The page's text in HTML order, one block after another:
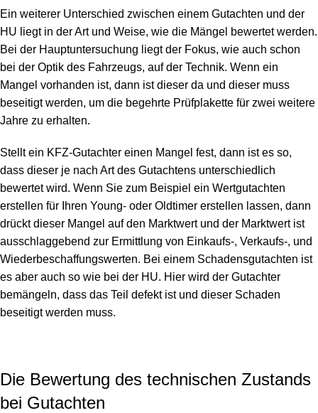
Ein weiterer Unterschied zwischen einem Gutachten und der
HU liegt in der Art und Weise, wie die Mängel bewertet werden.
Bei der Hauptuntersuchung liegt der Fokus, wie auch schon
bei der Optik des Fahrzeugs, auf der Technik. Wenn ein
Mangel vorhanden ist, dann ist dieser da und dieser muss
beseitigt werden, um die begehrte Prüfplakette für zwei weitere
Jahre zu erhalten.
Stellt ein KFZ-Gutachter einen Mangel fest, dann ist es so,
dass dieser je nach Art des Gutachtens unterschiedlich
bewertet wird. Wenn Sie zum Beispiel ein Wertgutachten
erstellen für Ihren Young- oder Oldtimer erstellen lassen, dann
drückt dieser Mangel auf den Marktwert und der Marktwert ist
ausschlaggebend zur Ermittlung von Einkaufs-, Verkaufs-, und
Wiederbeschaffungswerten. Bei einem Schadensgutachten ist
es aber auch so wie bei der HU. Hier wird der Gutachter
bemängeln, dass das Teil defekt ist und dieser Schaden
beseitigt werden muss.
Die Bewertung des technischen Zustands
bei Gutachten